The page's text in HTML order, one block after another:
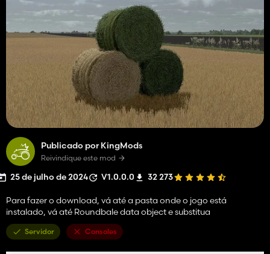
Publicado por KingMods
Reivindique este mod
25 de julho de 2024 V1.0.0.0 32 273
Para fazer o download, vá até a pasta onde o jogo está
instalado, vá até Roundbale data object e substitua
Servidor Consoles